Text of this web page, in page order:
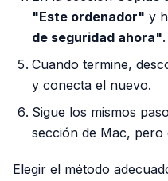
"Este ordenador" y
de seguridad ahora".
Cuando termine,
y conecta el nuevo.
Sigue los mismos
sección de Mac, pero
Elegir el método